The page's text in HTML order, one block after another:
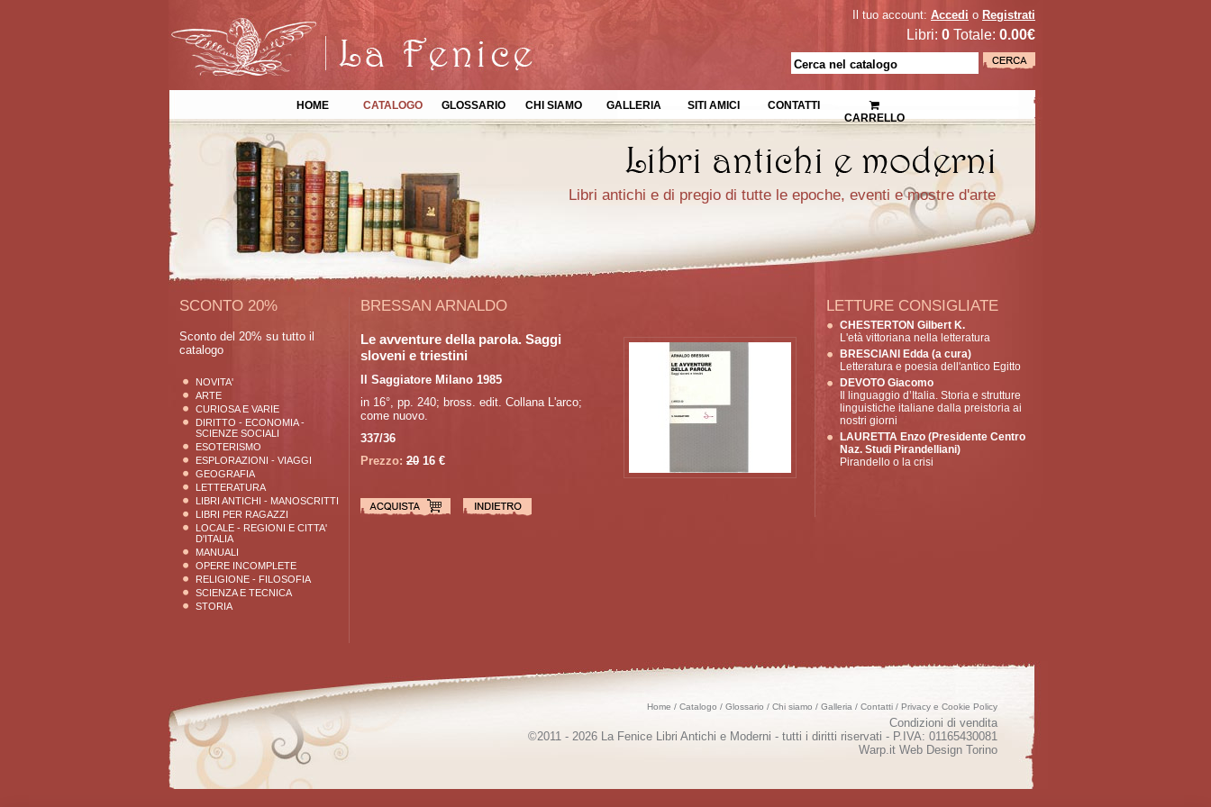
Il tuo account: Accedi o Registrati
Libri: 0 Totale: 0.00€
HOME CATALOGO GLOSSARIO CHI SIAMO GALLERIA SITI AMICI
CONTATTI
CARRELLO
Libri antichi e di pregio di tutte le epoche, eventi e mostre d'arte
SCONTO 20%
Sconto del 20% su tutto il
catalogo
NOVITA'
ARTE
CURIOSA E VARIE
DIRITTO - ECONOMIA -
SCIENZE SOCIALI
ESOTERISMO
ESPLORAZIONI - VIAGGI
GEOGRAFIA
LETTERATURA
LIBRI ANTICHI - MANOSCRITTI
LIBRI PER RAGAZZI
LOCALE - REGIONI E CITTA'
D'ITALIA
MANUALI
OPERE INCOMPLETE
RELIGIONE - FILOSOFIA
SCIENZA E TECNICA
STORIA
BRESSAN ARNALDO
Le avventure della parola. Saggi
sloveni e triestini
Il Saggiatore Milano 1985
in 16°, pp. 240; bross. edit. Collana L'arco;
come nuovo.
337/36
Prezzo: 20 16 €
LETTURE CONSIGLIATE
CHESTERTON Gilbert K.
L'età vittoriana nella letteratura
BRESCIANI Edda (a cura)
Letteratura e poesia dell'antico Egitto
DEVOTO Giacomo
Il linguaggio d’Italia. Storia e strutture
linguistiche italiane dalla preistoria ai
nostri giorni
LAURETTA Enzo (Presidente Centro
Naz. Studi Pirandelliani)
Pirandello o la crisi
Home / Catalogo / Glossario / Chi siamo / Galleria / Contatti / Privacy e Cookie Policy
Condizioni di vendita
©2011 - 2026 La Fenice Libri Antichi e Moderni - tutti i diritti riservati - P.IVA: 01165430081
Warp.it Web Design Torino